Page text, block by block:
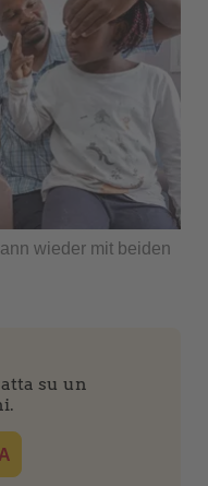
wieder mit beiden
su un